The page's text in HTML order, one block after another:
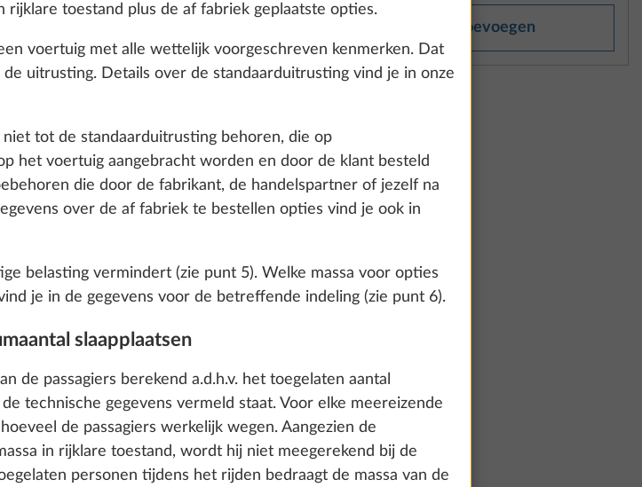
take your preferences into account and process
give us your consent by clicking on "Accept
time with effect for the future. You can find more
options by clicking on the "Show details" link.
Toevoegen
kg
Inschrijving voor 4 personen
rijklare toestand plus de af fabriek geplaatste opties.
voertuig met alle wettelijk voorgeschreven kenmerken. Dat
uitrusting. Details over de standaarduitrusting vind je in onze
tot de standaarduitrusting behoren, die op
het voertuig aangebracht worden en door de klant besteld
die door de fabrikant, de handelspartner of jezelf na
over de af fabriek te bestellen opties vind je ook in
belasting vermindert (zie punt 5). Welke massa voor opties
je in de gegevens voor de betreffende indeling (zie punt 6).
slaapplaatsen
de passagiers berekend a.d.h.v. het toegelaten aantal
technische gegevens vermeld staat. Voor elke meereizende
de passagiers werkelijk wegen. Aangezien de
in rijklare toestand, wordt hij niet meegerekend bij de
personen tijdens het rijden bedraagt de massa van de